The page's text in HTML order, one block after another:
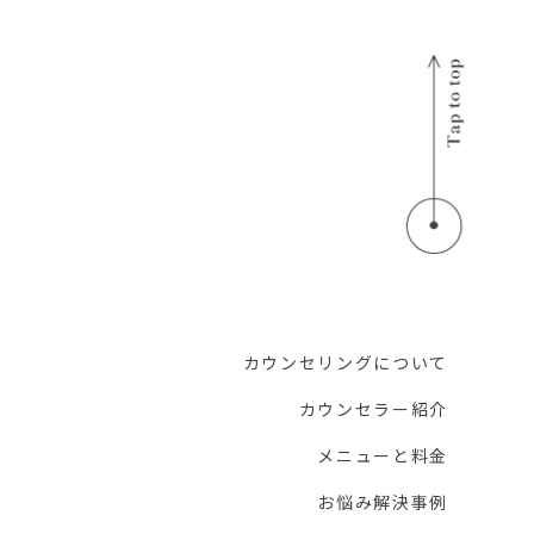
カウンセリングについて
カウンセラー紹介
メニューと料金
お悩み解決事例